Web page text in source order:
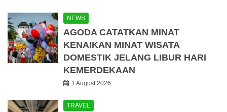
NEWS
AGODA CATATKAN MINAT
KENAIKAN MINAT WISATA
DOMESTIK JELANG LIBUR HARI
KEMERDEKAAN
1 August 2026
TRAVEL